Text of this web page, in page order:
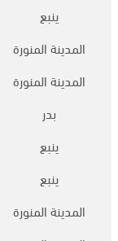
ينبع
المدينة المنورة
المدينة المنورة
بدر
ينبع
ينبع
المدينة المنورة